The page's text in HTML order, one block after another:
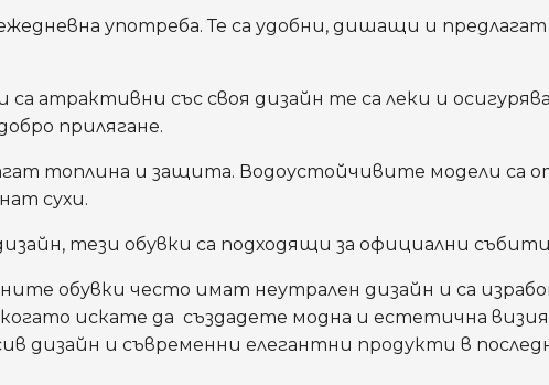
употреба. Те са удобни, дишащи и
атрактивни със своя дизайн те са леки и
прилягане.
топлина и защита. Водоустойчивите модели са
сухи.
тези обувки са подходящи за официални
обувки често имат неутрален дизайн и са
искате да създадете модна и естетична
дизайн и съвременни елегантни продукти в